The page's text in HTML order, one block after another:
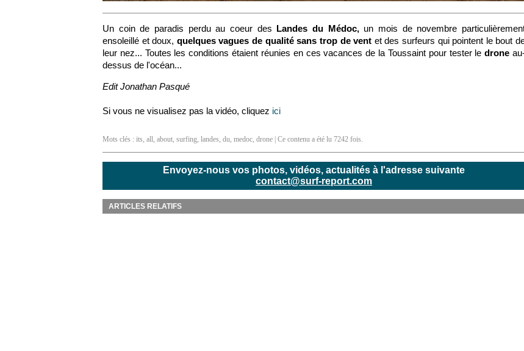
Un coin de paradis perdu au coeur des Landes du Médoc,un mois de novembre
ensoleillé et doux, quelques vagues de qualité sans trop de vent et des surfeurs qui pointent le bout
leur nez... Toutes les conditions étaient réunies en ces vacances de la Toussaint pour tester ledrone
dessus de l'océan...
Edit Jonathan Pasqué
Si vous ne visualisez pas la vidéo, cliquez ici
Mots clés : its, all, about, surfing, landes, du, medoc, drone | Ce contenu a été lu 7242 fois.
Envoyez-nous vos photos, vidéos, actualités à l'adresse suivante
contact@surf-report.com
ARTICLES RELATIFS